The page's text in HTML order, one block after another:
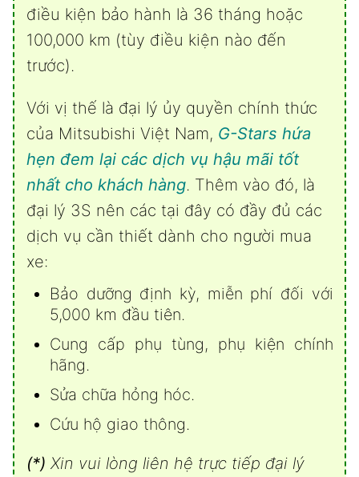
điều kiện bảo hành là 36 tháng hoặc
100,000 km (tùy điều kiện nào đến
trước).
Với vị thế là đại lý ủy quyền chính thức
của Mitsubishi Việt Nam, G-Stars hứa
hẹn đem lại các dịch vụ hậu mãi tốt
nhất cho khách hàng. Thêm vào đó, là
đại lý 3S nên các tại đây có đầy đủ các
dịch vụ cần thiết dành cho người mua
xe:
Bảo dưỡng định kỳ, miễn phí đối với
5,000 km đầu tiên.
Cung cấp phụ tùng, phụ kiện chính
hãng.
Sửa chữa hỏng hóc.
Cứu hộ giao thông.
(*) Xin vui lòng liên hệ trực tiếp đại lý